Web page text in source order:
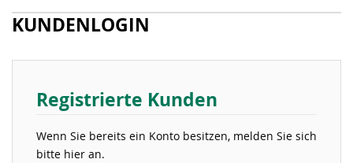
KUNDENLOGIN
Registrierte Kunden
Wenn Sie bereits ein Konto besitzen, melden Sie sich
bitte hier an.